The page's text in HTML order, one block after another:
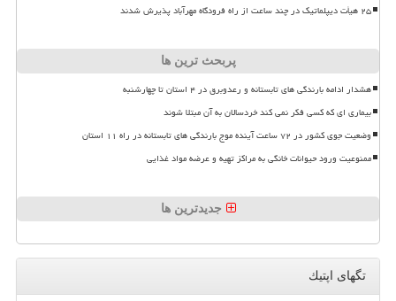
۲۵ هیأت دیپلماتیک در چند ساعت از راه فرودگاه مهرآباد پذیرش شدند
پربحث ترین ها
هشدار ادامه بارندگی های تابستانه و رعدوبرق در ۴ استان تا چهارشنبه
بیماری ای که کسی فکر نمی کند خردسالان به آن مبتلا شوند
وضعیت جوی کشور در ۷۲ ساعت آینده موج بارندگی های تابستانه در راه ۱۱ استان
ممنوعیت ورود حیوانات خانگی به مراکز تهیه و عرضه مواد غذایی
جدیدترین ها
تگهای اپتیك